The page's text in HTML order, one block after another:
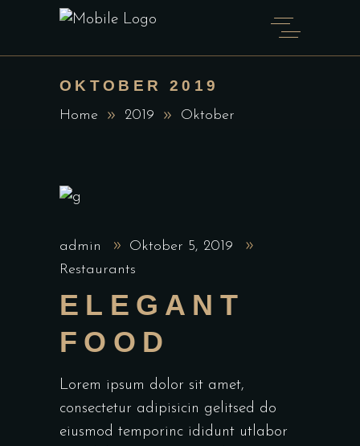
OKTOBER 2019
Home 2019 Oktober
admin
Oktober 5, 2019
Restaurants
ELEGANT
FOOD
Lorem ipsum dolor sit amet,
consectetur adipisicin gelitsed do
eiusmod temporinc ididunt utlabor